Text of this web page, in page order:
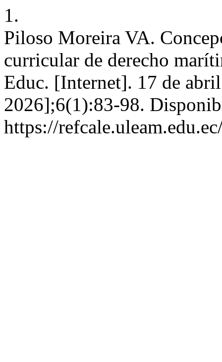
1.
Piloso Moreira VA.
curricular de derecho
Educ. [Internet]. 17 de
2026];6(1):83-98.
https://